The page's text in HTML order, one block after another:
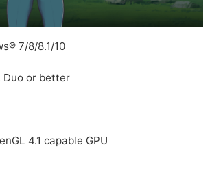
7/8/8.1/10
Duo or better
4.1 capable GPU